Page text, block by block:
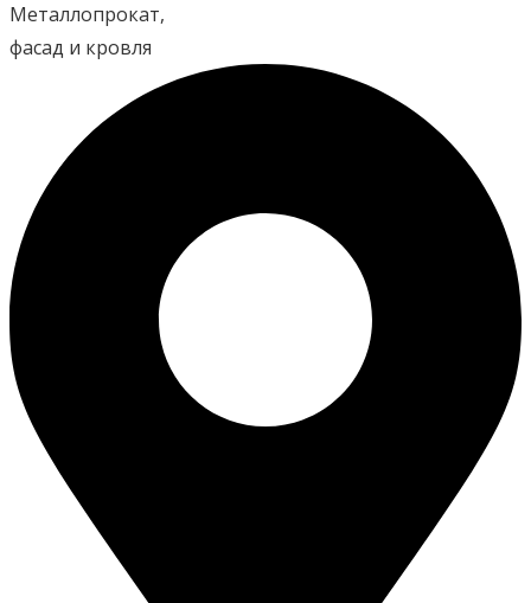
Металлопрокат,
фасад и кровля